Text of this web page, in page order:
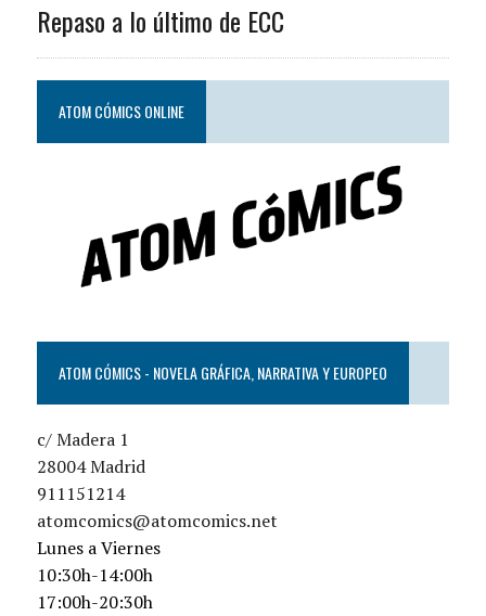
Repaso a lo último de ECC
ATOM CÓMICS ONLINE
ATOM CÓMICS - NOVELA GRÁFICA, NARRATIVA Y EUROPEO
c/ Madera 1
28004 Madrid
911151214
atomcomics@atomcomics.net
Lunes a Viernes
10:30h-14:00h
17:00h-20:30h